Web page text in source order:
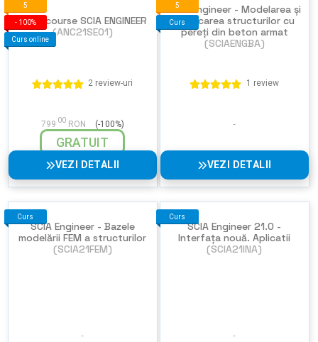
5
- 100%
Curs online
Open course SCIA ENGINEER
(ANC21SE01)
2 review-uri
799 00 RON (-100%)
GRATUIT
VEZI DETALII
5
Curs
SCIA Engineer - Modelarea și
verificarea structurilor cu
pereți din beton armat
(SCIAENGBA)
1 review
VEZI DETALII
Curs
SCIA Engineer - Bazele
modelării FEM a structurilor
(SCIA21FEM)
Curs
SCIA Engineer 21.0 -
Interfața nouă. Aplicatii
(SCIA21INA)